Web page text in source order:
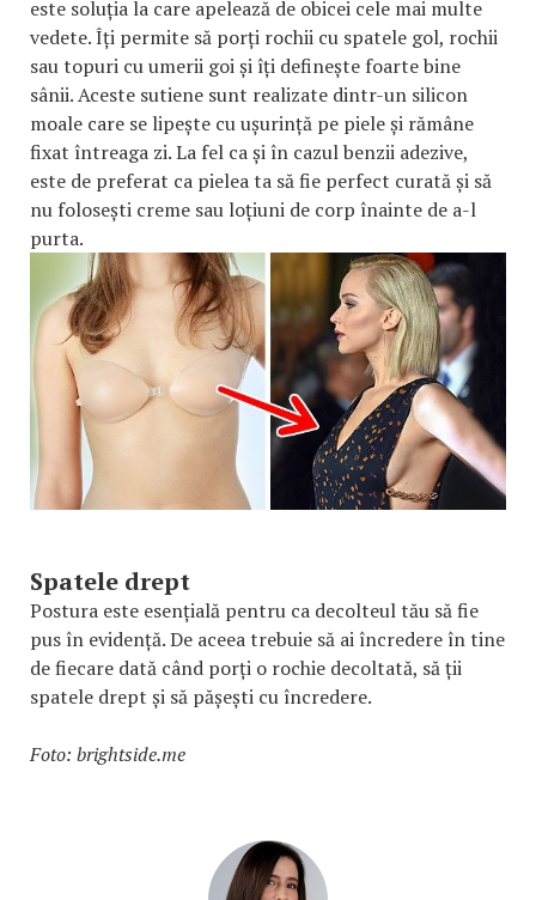
este soluția la care apelează de obicei cele mai multe
vedete. Îți permite să porți rochii cu spatele gol, rochii
sau topuri cu umerii goi și îți definește foarte bine
sânii. Aceste sutiene sunt realizate dintr-un silicon
moale care se lipește cu ușurință pe piele și rămâne
fixat întreaga zi. La fel ca și în cazul benzii adezive,
este de preferat ca pielea ta să fie perfect curată și să
nu folosești creme sau loțiuni de corp înainte de a-l
purta.
Spatele drept
Postura este esențială pentru ca decolteul tău să fie
pus în evidență. De aceea trebuie să ai încredere în tine
de fiecare dată când porți o rochie decoltată, să ții
spatele drept și să pășești cu încredere.
Foto: brightside.me